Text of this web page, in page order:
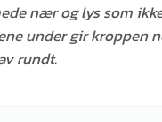
nær og lys som
under gir kroppen
rundt.